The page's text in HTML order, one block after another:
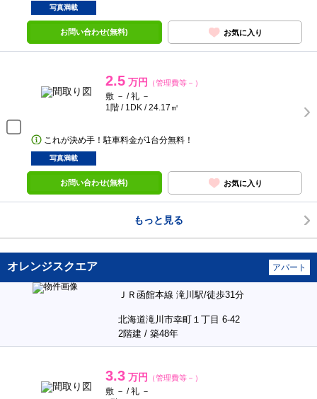
写真満載
お問い合わせ(無料) お気に入り
2.5 万円 （管理費等－）
敷 － / 礼 －
1階 / 1DK / 24.17㎡
これが決め手！駐車料金が1台分無料！
写真満載
お問い合わせ(無料) お気に入り
もっと見る
オレンジスクエア アパート
ＪＲ函館本線 滝川駅/徒歩31分
北海道滝川市幸町１丁目 6-42
2階建 / 築48年
3.3 万円 （管理費等－）
敷 － / 礼 －